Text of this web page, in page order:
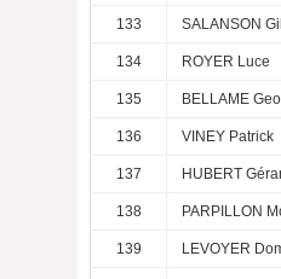
133 SALANSON
134 ROYER Luce
135 BELLAME
136 VINEY Patrick
137 HUBERT
138 PARPILLON
139 LEVOYER